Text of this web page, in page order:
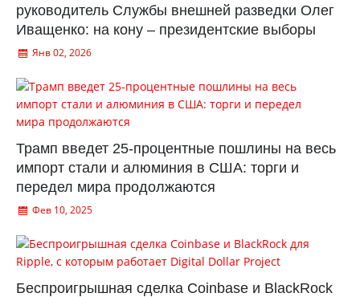
руководитель Службы внешней разведки Олег
Иващенко: на кону – президентские выборы
Янв 02, 2026
Трамп введет 25-процентные пошлины на весь
импорт стали и алюминия в США: торги и
передел мира продолжаются
Фев 10, 2025
Беспроигрышная сделка Coinbase и BlackRock